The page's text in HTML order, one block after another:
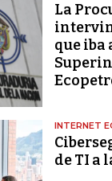
La
que iba
INTERNET
de TI a